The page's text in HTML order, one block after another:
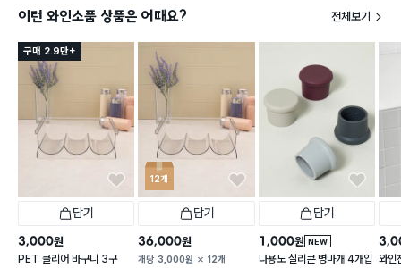
이런 와인소품 상품은 어때요? 전체보기
구매 2.9만+
담기
3,000원
PET 클리어 바구니 3구
12개
담기
36,000원
개당 3,000원 12개
담기
NEW
1,000원
다용도 실리콘 병마개 4개입 와인